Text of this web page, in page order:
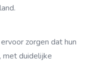
zorgen dat hun
met duidelijke